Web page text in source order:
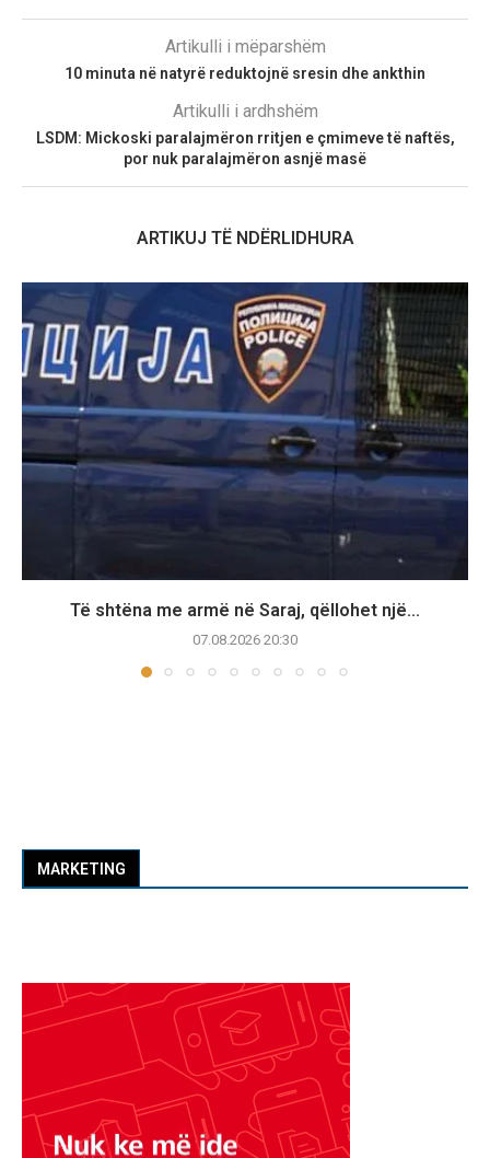
Artikulli i mëparshëm
10 minuta në natyrë reduktojnë sresin dhe ankthin
Artikulli i ardhshëm
LSDM: Mickoski paralajmëron rritjen e çmimeve të naftës,
por nuk paralajmëron asnjë masë
ARTIKUJ TË NDËRLIDHURA
Të shtëna me armë në Saraj, qëllohet një...
07.08.2026 20:30
MARKETING